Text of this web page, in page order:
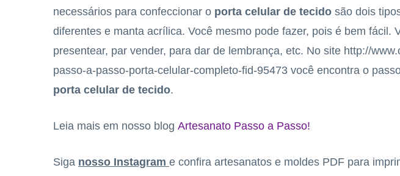
necessários para confeccionar o porta celular de tecido são dois
diferentes e manta acrílica. Você mesmo pode fazer, pois é bem fácil.
presentear, par vender, para dar de lembrança, etc. No site http://
passo-a-passo-porta-celular-completo-fid-95473 você encontra o
porta celular de tecido.
Leia mais em nosso blog Artesanato Passo a Passo!
Siga nosso Instagram e confira artesanatos e moldes PDF para